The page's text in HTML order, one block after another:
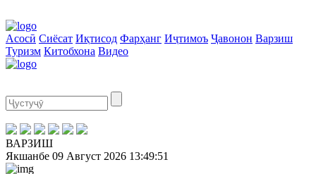
Асосӣ Сиёсат Иқтисод Фарҳанг Иҷтимоъ Ҷавонон Варзиш
Туризм Китобхона Видео
ВАРЗИШ
Якшанбе 09 Август 2026 13:49:51